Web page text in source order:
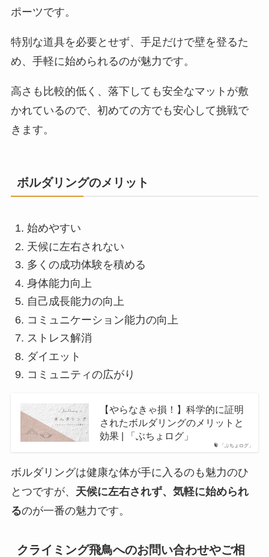
ポーツです。
特別な道具を必要とせず、手足だけで壁を登るた
め、手軽に始められるのが魅力です。
高さも比較的低く、落下しても安全なマットが敷
かれているので、初めての方でも安心して挑戦で
きます。
ボルダリングのメリット
始めやすい
天候に左右されない
多くの成功体験を積める
身体能力向上
自己成長能力の向上
コミュニケーション能力の向上
ストレス解消
ダイエット
コミュニティの広がり
「ぶちょログ」
【やらなきゃ損！】科学的に証明
されたボルダリングのメリットと
効果 | 「ぶちょログ」
ボルダリングは健康な体が手に入るのも魅力のひ
とつですが、 天候に左右されず、気軽に始められ
るのが一番の魅力です。
クライミング飛鳥へのお問い合わせやご相